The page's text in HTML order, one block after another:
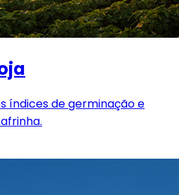
índices de germinação e